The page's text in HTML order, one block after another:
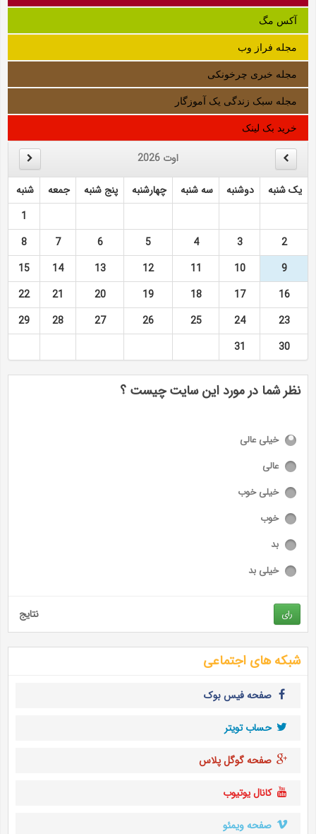
آکس مگ
مجله فراز وب
مجله خبری چرخونکی
مجله سبک زندگی یک آموزگار
خرید بک لینک
اوت 2026
یک شنبه دوشنبه سه شنبه چهارشنبه پنج شنبه جمعه
شنبه
1
2
3
4
5
6
7
8
9
10
11
12
13
14
15
16
17
18
19
20
21
22
23
24
25
26
27
28
29
30
31
نظر شما در مورد این سایت چیست ؟
خیلی عالی
عالی
خیلی خوب
خوب
بد
خیلی بد
رای نتایج
شبکه های اجتماعی
صفحه فیس بوک
حساب تويتر
صفحه گوگل پلاس
کانال یوتیوب
صفحه ویمئو